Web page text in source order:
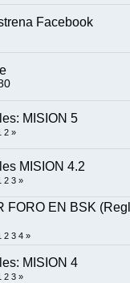
Facebook
MISION 5
2 »
MISION 4.2
2 3 »
FORO EN BSK
2 3 4 »
MISION 4
2 3 »